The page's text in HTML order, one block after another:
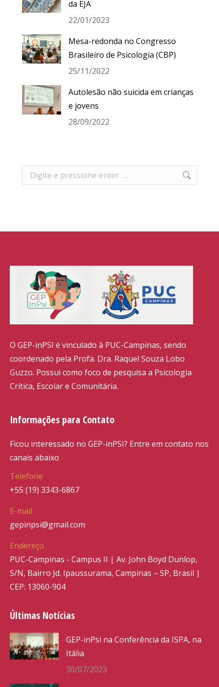
da EJA
22/01/2023
Mesa-redonda no Congresso
Brasileiro de Psicologia (CBP)
25/11/2022
Autolesão não suicida em crianças
e jovens
28/09/2022
Search:
O GEP-inPSI é vinculado à PUC-Campinas, sendo
coordenado pela Profa. Dra. Raquel Souza Lobo
Guzzo. Possui como foco de pesquisa a Psicologia
Crítica, Escolar e Comunitária.
Informações para Contato
Ficou interessado no GEP-inPSI? Entre em contato nos
canais abaixo
Telefone
+55 (19) 3343-6867
E-mail
gepinpsi@gmail.com
Endereço
PUC-Campinas - Campus II | Av. John Boyd Dunlop,
S/N, Bairro Jd. Ipaussurama, Campinas – SP, Brasil |
CEP: 13060-904
Últimas Notícias
GEP-inPsi na Conferência da ISPA, na
Itália
30/07/2023